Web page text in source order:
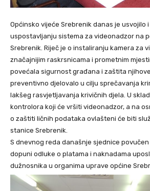
Općinsko vijeće Srebrenik danas je usvojilo
uspostavljanju sistema za videonadzor na
Srebrenik. Riječ je o instaliranju kamera za
značajnijim raskrsnicama i prometnim
povećala sigurnost građana i zaštita
preventivno djelovalo u cilju sprečavanja
lakšeg rasvjetljavanja krivičnih djela. U
kontrolora koji će vršiti videonadzor, a na
o zaštiti ličnih podataka ovlašteni će biti
stanice Srebrenik.
S dnevnog reda današnje sjednice
dopuni odluke o platama i naknadama
dužnosnika u organima uprave općine